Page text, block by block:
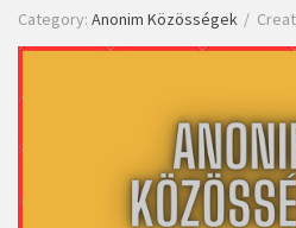
Category: Anonim Közösségek